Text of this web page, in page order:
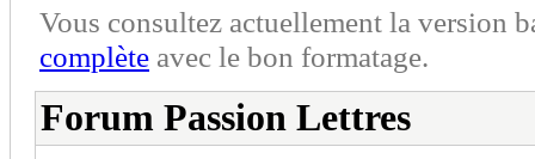
Vous consultez actuellement la version
complète avec le bon formatage.
Forum Passion Lettres